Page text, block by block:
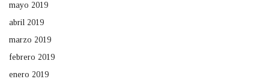
mayo 2019
abril 2019
marzo 2019
febrero 2019
enero 2019